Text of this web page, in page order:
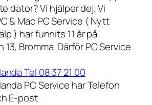
dator? Vi hjälper dej. Vi
& Mac PC Service ( Nytt
) har funnits 11 år på
Bromma. Därför PC Service
Tel 08 37 21 00
PC Service har Telefon
E-post